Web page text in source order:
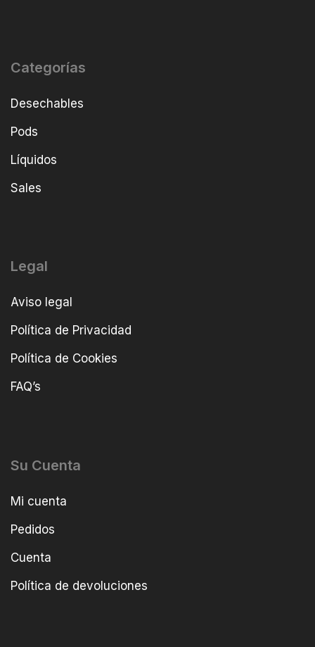
Categorías
Desechables
Pods
Líquidos
Sales
Legal
Aviso legal
Política de Privacidad
Política de Cookies
FAQ’s
Su Cuenta
Mi cuenta
Pedidos
Cuenta
Política de devoluciones